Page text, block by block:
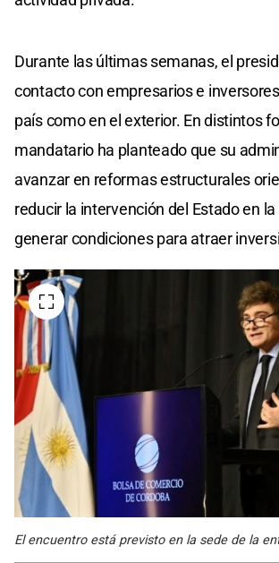
Durante las últimas semanas, el
contacto con empresarios e
país como en el exterior. En distintos
mandatario ha planteado que su
avanzar en reformas estructurales
reducir la intervención del Estado en
generar condiciones para atraer
El encuentro está previsto en la sede de la